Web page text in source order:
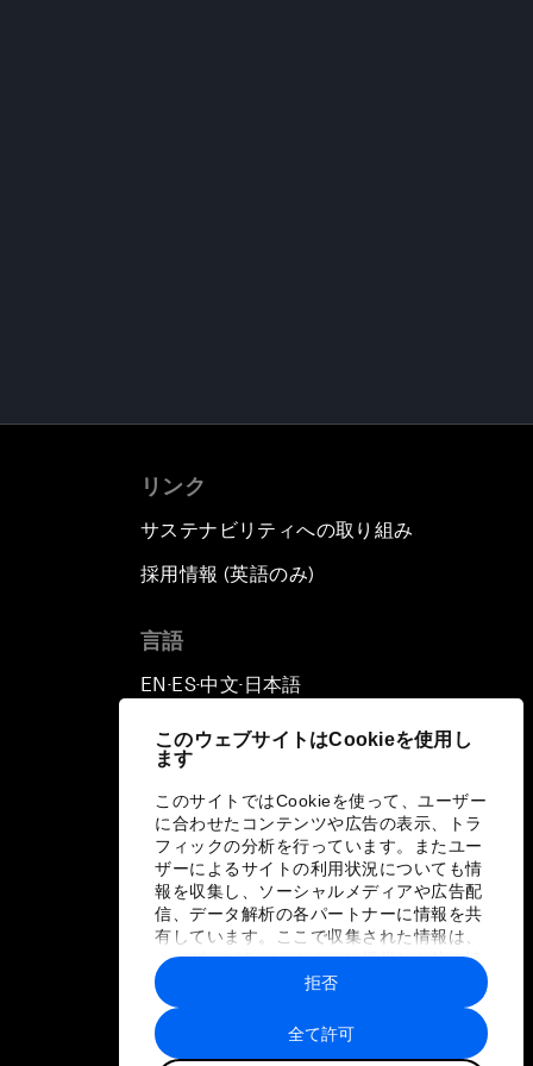
このウェブサイトはCookieを使用し
ます
このサイトではCookieを使って、ユーザー
に合わせたコンテンツや広告の表示、トラ
フィックの分析を行っています。またユー
ザーによるサイトの利用状況についても情
報を収集し、ソーシャルメディアや広告配
信、データ解析の各パートナーに情報を共
有しています。ここで収集された情報は、
ユーザーが各パートナーに提供した他の情
報や各パートナーのサービスを使用した際
に収集された情報と組み合わされ、各パー
トナーによって使用されることがありま
す。
全て許可
拒否
リンク
サステナビリティへの取り組み
採用情報 (英語のみ)
言語
EN ▪ES▪中文▪ 日本語